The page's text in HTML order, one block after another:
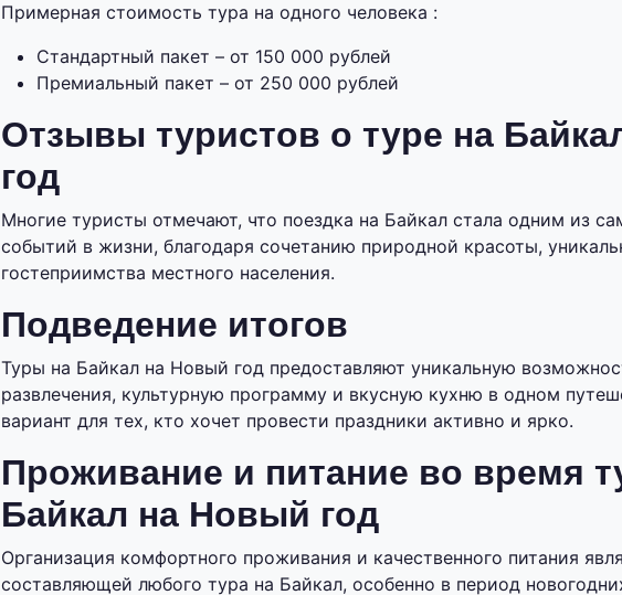
Примерная стоимость тура на одного человека :
Стандартный пакет – от 150 000 рублей
Премиальный пакет – от 250 000 рублей
Отзывы туристов о туре на
год
Многие туристы отмечают, что поездка на Байкал стала одним из
событий в жизни, благодаря сочетанию природной красоты,
гостеприимства местного населения.
Подведение итогов
Туры на Байкал на Новый год предоставляют уникальную
развлечения, культурную программу и вкусную кухню в одном
вариант для тех, кто хочет провести праздники активно и ярко.
Проживание и питание во время
Байкал на Новый год
Организация комфортного проживания и качественного питания
составляющей любого тура на Байкал, особенно в период